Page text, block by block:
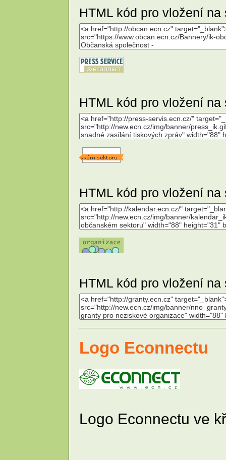
HTML kód pro vložení na
HTML kód pro vložení na
HTML kód pro vložení na
HTML kód pro vložení na
Logo Econnectu
Logo Econnectu ve